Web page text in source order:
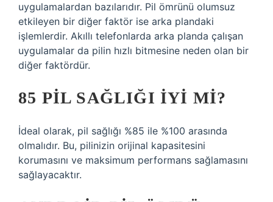
uygulamalardan bazılarıdır. Pil ömrünü olumsuz
etkileyen bir diğer faktör ise arka plandaki
işlemlerdir. Akıllı telefonlarda arka planda çalışan
uygulamalar da pilin hızlı bitmesine neden olan bir
diğer faktördür.
85 PIL SAĞLIĞI IYI MI?
İdeal olarak, pil sağlığı %85 ile %100 arasında
olmalıdır. Bu, pilinizin orijinal kapasitesini
korumasını ve maksimum performans sağlamasını
sağlayacaktır.